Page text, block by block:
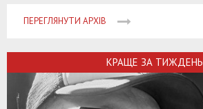
ПЕРЕГЛЯНУТИ АРХІВ
КРАЩЕ ЗА ТИЖДЕНЬ